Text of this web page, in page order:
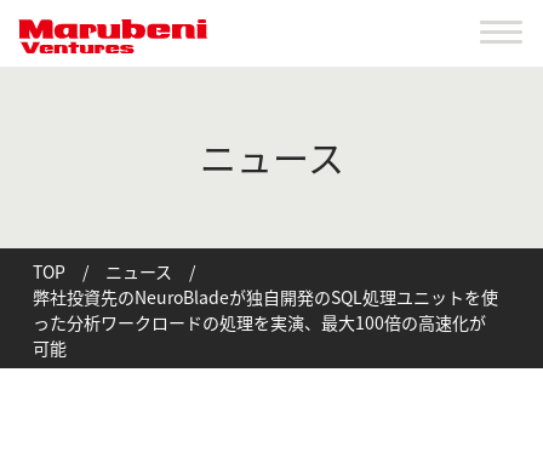
ニュース
TOP / ニュース
/
弊社投資先のNeuroBladeが独自開発のSQL処理ユニットを使
った分析ワークロードの処理を実演、最大100倍の高速化が
可能